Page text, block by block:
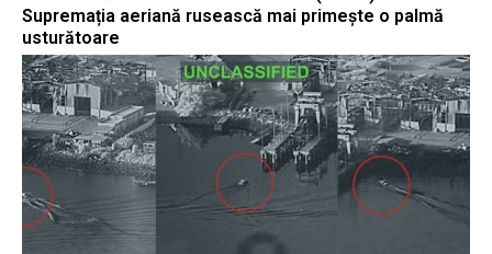
Supremația aeriană rusească mai primește o palmă
usturătoare